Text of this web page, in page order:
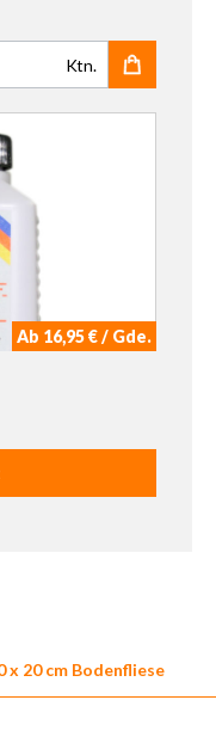
Decor BLACK
Ktn.
Ab 16,95 € / Gde.
20 cm Bodenfliese